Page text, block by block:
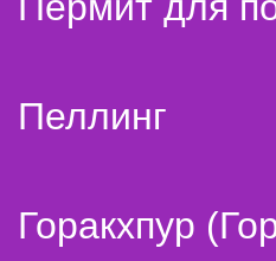
Пеллинг
Горакхпур